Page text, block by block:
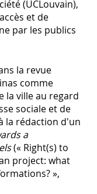
(UCLouvain),
et de
par les publics
la revue
comme
la ville au regard
sociale et de
la rédaction d'un
a
(« Right(s) to
project: what
»,